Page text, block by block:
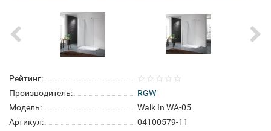
Рейтинг:
Производитель:
RGW
Модель:
Walk In WA-05
Артикул:
04100579-11